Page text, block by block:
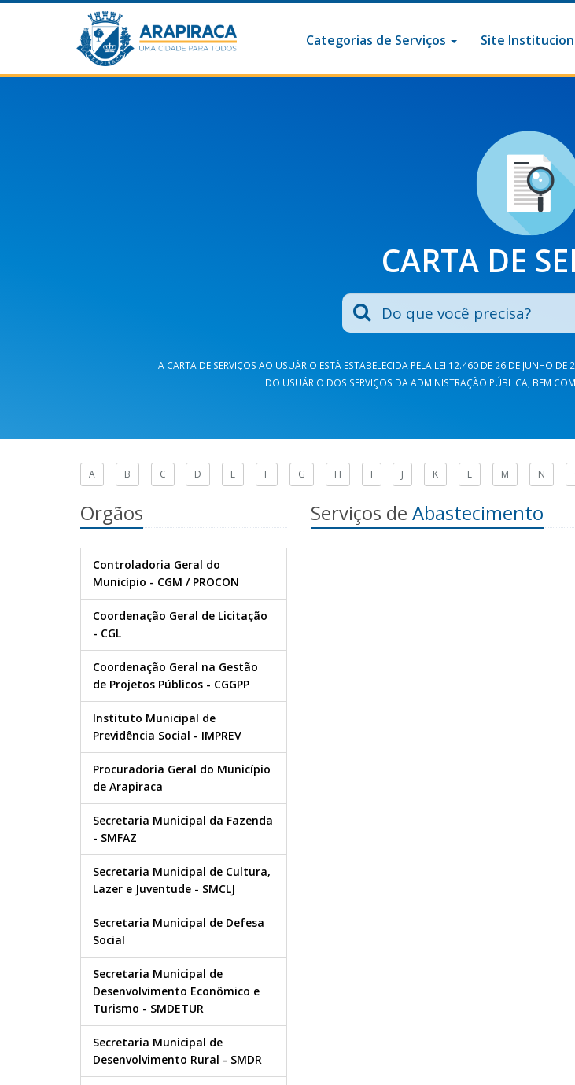
Categorias de Serviços Site
CARTA DE
A CARTA DE SERVIÇOS AO USUÁRIO ESTÁ ESTABELECIDA PELA LEI 12.460 DE 26 DE JUNHO
DO USUÁRIO DOS SERVIÇOS DA ADMINISTRAÇÃO PÚBLICA; BEM
A B C D E F G H I J K L M N
Orgãos
Controladoria Geral do
Município - CGM / PROCON
Coordenação Geral de Licitação
- CGL
Coordenação Geral na Gestão
de Projetos Públicos - CGGPP
Instituto Municipal de
Previdência Social - IMPREV
Procuradoria Geral do Município
de Arapiraca
Secretaria Municipal da Fazenda
- SMFAZ
Secretaria Municipal de Cultura,
Lazer e Juventude - SMCLJ
Secretaria Municipal de Defesa
Social
Secretaria Municipal de
Desenvolvimento Econômico e
Turismo - SMDETUR
Secretaria Municipal de
Desenvolvimento Rural - SMDR
Serviços de Abastecimento